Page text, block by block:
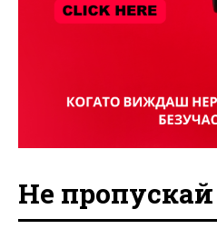
Не пропускай